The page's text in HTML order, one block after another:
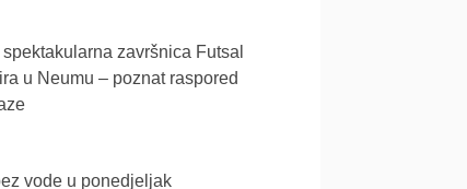
završnica Futsal
u Neumu – poznat raspored
vode u ponedjeljak